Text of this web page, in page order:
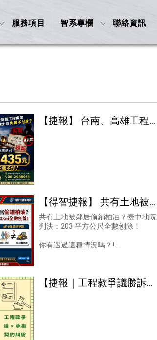
服務項目 智系專欄 聯絡資訊
【捷報】 台南、高雄工程
【得智捷報】 共有土地被
鄰居偷鋪柏油？臺中地院判
決：203 平方公尺全數刨
除！
共有土地被鄰居偷鋪柏油？臺中地院
判決：203 平方公尺全數刨除！
你有遇過這種情況嗎？!
【捷報｜工程款爭議勝訴！